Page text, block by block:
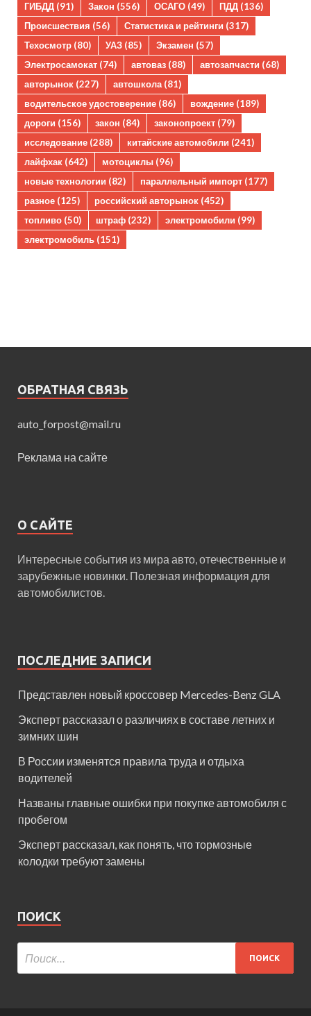
ГИБДД (91) Закон (556) ОСАГО (49) ПДД (136)
Происшествия (56) Статистика и рейтинги (317)
Техосмотр (80) УАЗ (85) Экзамен (57)
Электросамокат (74) автоваз (88) автозапчасти (68)
авторынок (227) автошкола(81)
водительское удостоверение (86) вождение (189)
дороги (156) закон (84) законопроект (79)
исследование (288) китайские автомобили (241)
лайфхак (642) мотоциклы (96)
новые технологии (82) параллельный импорт (177)
разное (125) российский авторынок (452)
топливо (50) штраф (232) электромобили (99)
электромобиль (151)
ОБРАТНАЯ СВЯЗЬ
auto_forpost@mail.ru
Реклама на сайте
О САЙТЕ
Интересные события из мира авто, отечественные и
зарубежные новинки. Полезная информация для
автомобилистов.
ПОСЛЕДНИЕ ЗАПИСИ
Представлен новый кроссовер Mercedes-Benz GLA
Эксперт рассказал о различиях в составе летних и
зимних шин
В России изменятся правила труда и отдыха
водителей
Названы главные ошибки при покупке автомобиля с
пробегом
Эксперт рассказал, как понять, что тормозные
колодки требуют замены
ПОИСК